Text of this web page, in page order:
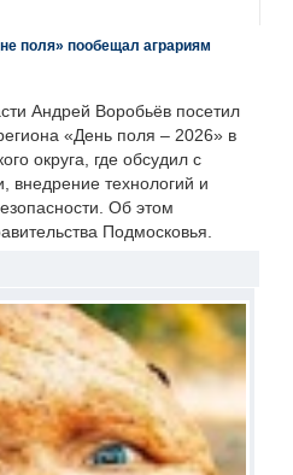
поля» пообещал аграриям
Андрей Воробьёв посетил
«День поля – 2026» в
округа, где обсудил с
технологий и
Об этом
Подмосковья.